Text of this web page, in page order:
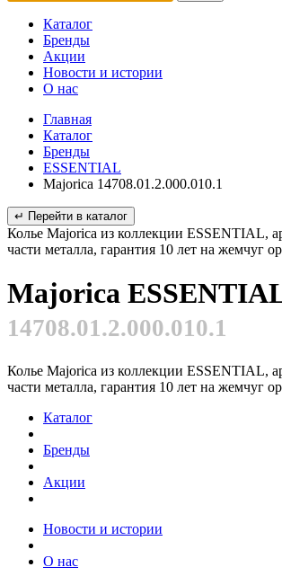
Каталог
Бренды
Акции
Новости и истории
О нас
Главная
Каталог
Бренды
ESSENTIAL
Majorica 14708.01.2.000.010.1
↵ Перейти в каталог
Колье Majorica из коллекции ESSENTIAL,
части металла, гарантия 10 лет на жемчуг
Majorica
14708.01.2.000.010.1
Колье Majorica из коллекции ESSENTIAL,
части металла, гарантия 10 лет на жемчуг
Каталог
Бренды
Акции
Новости и истории
О нас